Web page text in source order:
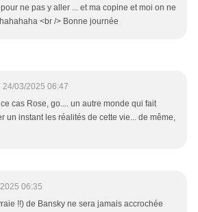
ne pas y aller ... et ma copine et moi on ne
<br /> Bonne journée
24/03/2025 06:47
cas Rose, go.... un autre monde qui fait
un instant les réalités de cette vie... de même,
06:35
!!) de Bansky ne sera jamais accrochée